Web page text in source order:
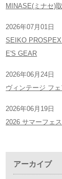
MINASE(ミナセ)
2026年07月01日
SEIKO
E'S GEAR
2026年06月24日
ヴィンテージ フ
2026年06月19日
2026 サマーフェ
アーカイブ